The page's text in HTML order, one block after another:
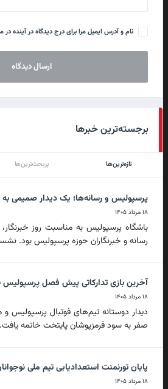
نام و آدرس ایمیل مرا برای درج دیدگاه در آینده در
برجسته‌ترین خبرها
تازه‌ترین‌ها پربحث‌ترین‌ها
پرسپولیس و رسانه‌ها؛ یک دیدار صمیمی به
۱۸ مرداد ۱۴۰۵
باشگاه پرسپولیس به مناسبت روز
رسانه و خبرنگاران حوزه پرسپولیس بود.
آخرین بازی تدارکاتی پیش فصل پرسپولیس
۱۸ مرداد ۱۴۰۵
صفر به سود قرمزپوشان پایتخت خاتمه
پایان تورنمنت استعدادیابی تیم ملی
۱۸ مرداد ۱۴۰۵